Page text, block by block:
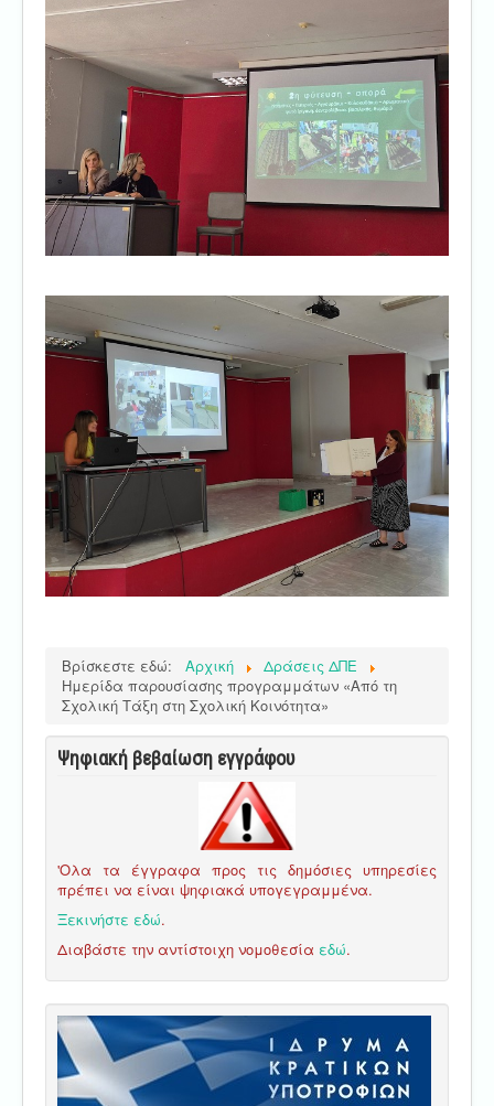
Βρίσκεστε εδώ: Αρχική
Δράσεις ΔΠΕ
Ημερίδα παρουσίασης προγραμμάτων «Από τη
Σχολική Τάξη στη Σχολική Κοινότητα»
Ψηφιακή βεβαίωση εγγράφου
'Ολα τα έγγραφα προς τις δημόσιες υπηρεσίες
πρέπει να είναι ψηφιακά υπογεγραμμένα.
Ξεκινήστε εδώ.
Διαβάστε την αντίστοιχη νομοθεσία εδώ.